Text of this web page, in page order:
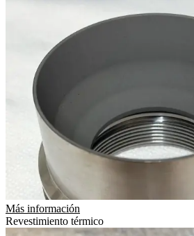
Más información
Revestimiento térmico